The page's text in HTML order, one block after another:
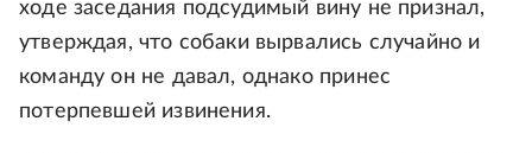
ходе заседания подсудимый вину не признал,
утверждая, что собаки вырвались случайно и
команду он не давал, однако принес
потерпевшей извинения.